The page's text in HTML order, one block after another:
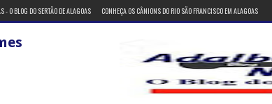
- O BLOG DO SERTÃO DE ALAGOAS CONHEÇA OS CÂNIONS DO RIO SÃO FRANCISCO EM ALAGOAS